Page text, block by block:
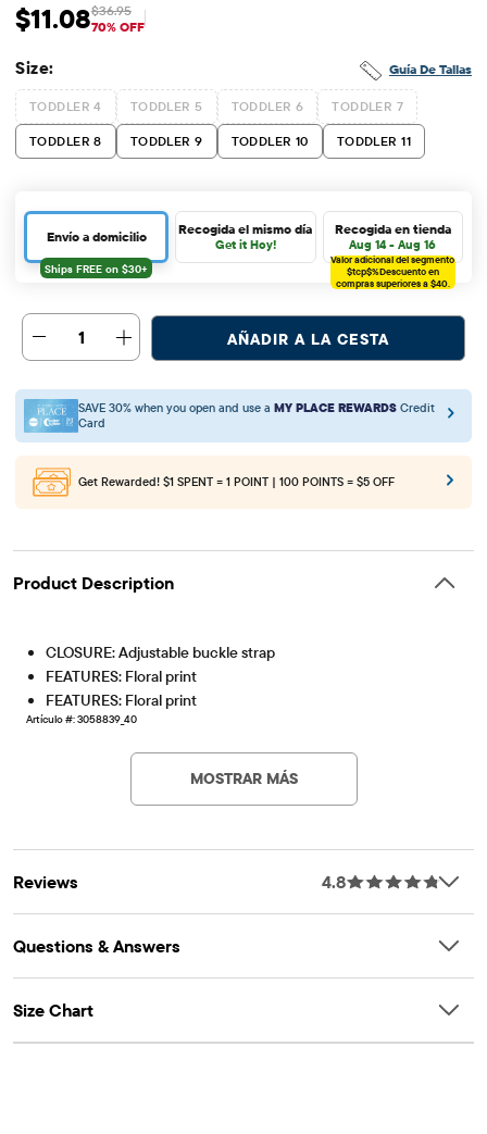
Precio de venta: $11.08
$11.08 Precio original: $36.95
$36.95
70% OFF
Guía De Tallas
Size:
TODDLER 4 TODDLER 5 TODDLER 6 TODDLER 7
TODDLER 8 TODDLER 9 TODDLER 10 TODDLER 11
Envío a domicilio Recogida el mismo día
Get it Hoy!
Recogida en tienda
Aug 14 - Aug 16
Valor adicional del segmento
$tcp$%Descuento en
compras superiores a $40.
1 AÑADIR A LA CESTA
SAVE 30% when you open and use a MY PLACE REWARDS Credit
Card
Get Rewarded! $1 SPENT = 1 POINT | 100 POINTS = $5 OFF
Product Description
CLOSURE: Adjustable buckle strap
FEATURES: Floral print
FEATURES: Floral print
Artículo #: 3058839_40
MOSTRAR MÁS
Reviews 4.8
Questions & Answers
Size Chart